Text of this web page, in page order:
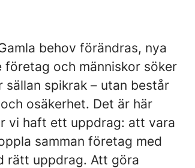
behov förändras, nya
och människor söker
spikrak – utan består
osäkerhet. Det är här
vi haft ett uppdrag: att vara
samman företag med
rätt uppdrag. Att göra